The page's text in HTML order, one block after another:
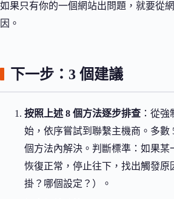
如果只有你的一個網站出問題，就要從
因。
下一步：3 個建議
按照上述 8 個方法逐步排查 ：從
始，依序嘗試到聯繫主機商。多數
個方法內解決。判斷標準：如果某
恢復正常，停止往下，找出觸發原
掛？哪個設定？）。